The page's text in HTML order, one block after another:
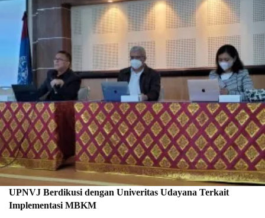
UPNVJ Berdikusi dengan Univeritas Udayana Terkait
Implementasi MBKM